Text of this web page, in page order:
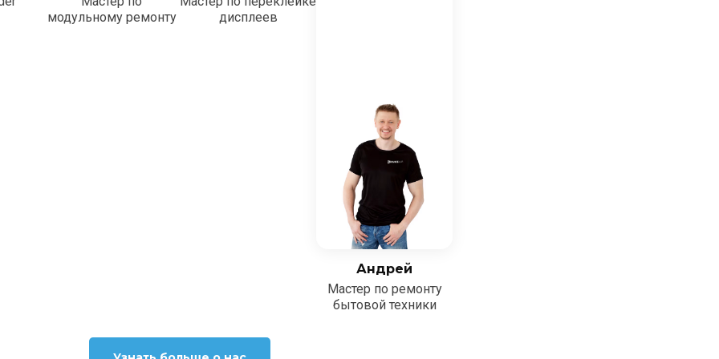
модульному ремонту
дисплеев
Андрей
Мастер по ремонту
бытовой техники